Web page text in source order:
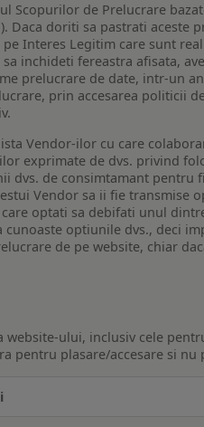
de Prelucrare
doriti sa pastrati aceste
Interes Legitim care sunt
inchideti fereastra afisata,
prelucrare de date, intr-un
prin accesarea politicii
Vendor-ilor cu care
exprimate de dvs. privind
dvs. de consimtamant pentru
Vendor sa ii fie transmise
optati sa debifati unul
optiunile dvs., deci
de pe website, chiar
ului, inclusiv cele
pentru plasare/accesare si nu